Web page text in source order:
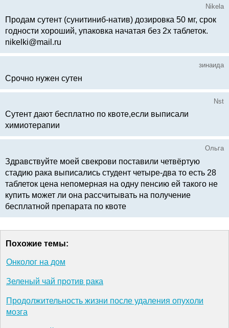
Nikela
Продам сутент (сунитиниб-натив) дозировка 50 мг, срок
годности хороший, упаковка начатая без 2х таблеток.
nikelki@mail.ru
зинаида
Срочно нужен сутен
Nst
Сутент дают бесплатно по квоте,если выписали
химиотерапии
Ольга
Здравствуйте моей свекрови поставили четвёртую
стадию рака выписались студент четыре-два то есть 28
таблеток цена непомерная на одну пенсию ей такого не
купить может ли она рассчитывать на получение
бесплатной препарата по квоте
Похожие темы:
Онколог на дом
Зеленый чай против рака
Продолжительность жизни после удаления опухоли
мозга